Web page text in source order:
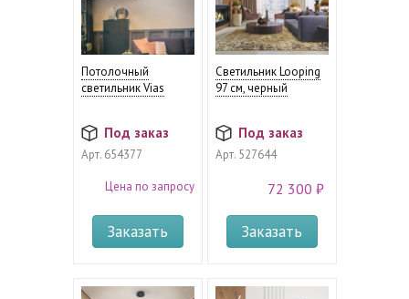
Потолочный
светильник Vias
Под заказ
Арт.654377
Цена по запросу
Заказать
Светильник Looping
97 см, черный
Под заказ
Арт.527644
72 300 ₽
Заказать